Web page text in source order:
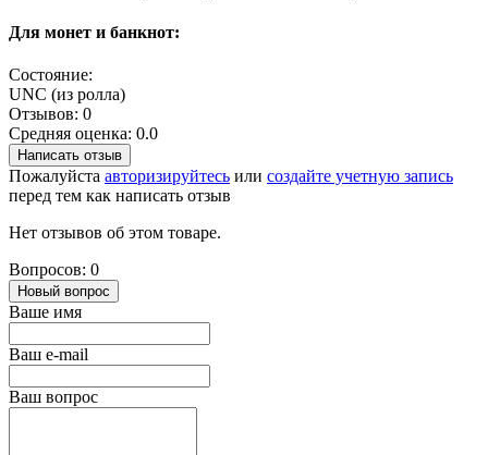
Для монет и банкнот:
Состояние:
UNC (из ролла)
Отзывов: 0
Средняя оценка: 0.0
Написать отзыв
Пожалуйста авторизируйтесь или создайте учетную запись
перед тем как написать отзыв
Нет отзывов об этом товаре.
Вопросов: 0
Новый вопрос
Ваше имя
Ваш e-mail
Ваш вопрос